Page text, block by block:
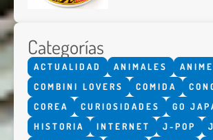
Categorías
ACTUALIDAD ANIMALES ANIME
COMBINI LOVERS
COMIDA
COREA
CURIOSIDADES
GO
HISTORIA
INTERNET J-POP